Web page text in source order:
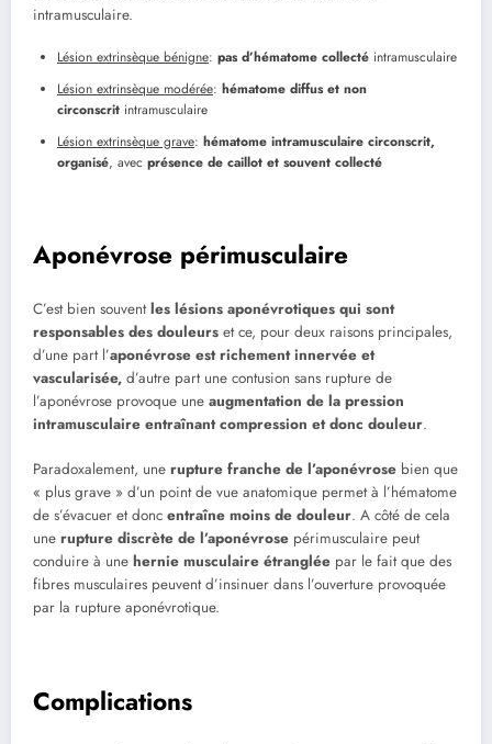
intramusculaire.
Lésion extrinsèque bénigne: pas d’hématome collecté intramusculaire
Lésion extrinsèque modérée: hématome diffus et non
circonscrit intramusculaire
Lésion extrinsèque grave: hématome intramusculaire circonscrit,
organisé, avec présence de caillot et souvent collecté
Aponévrose périmusculaire
C’est bien souventles lésions aponévrotiques qui sont
responsables des douleurs et ce, pour deux raisons principales,
d’une part l’aponévrose est richement innervée et
vascularisée, d’autre part une contusion sans rupture de
l’aponévrose provoque une augmentation de la pression
intramusculaire entraînant compression et donc douleur.
Paradoxalement, une rupture franche de l’aponévrose bien que
« plus grave » d’un point de vue anatomique permet à l’hématome
de s’évacuer et donc entraîne moins de douleur. A côté de cela
une rupture discrète de l’aponévrose périmusculaire peut
conduire à une hernie musculaire étranglée par le fait que des
fibres musculaires peuvent d’insinuer dans l’ouverture provoquée
par la rupture aponévrotique.
Complications